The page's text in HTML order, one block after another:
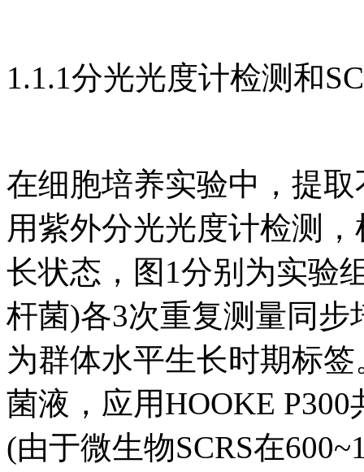
1.1.1分光光度计检测和
在细胞培养实验中，提
用紫外分光光度计检测
长状态，图1分别为实验
杆菌)各3次重复测量同步
为群体水平生长时期标
菌液，应用HOOKE
(由于微生物SCRS在